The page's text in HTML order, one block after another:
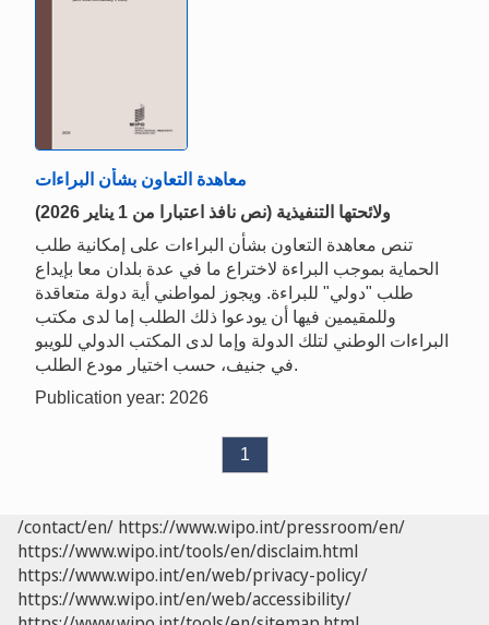
معاهدة التعاون بشأن البراءات
(نص نافذ اعتبارا من 1 يناير 2026) ولائحتها التنفيذية
تنص معاهدة التعاون بشأن البراءات على إمكانية طلب
الحماية بموجب البراءة لاختراع ما في عدة بلدان معا بإيداع
طلب "دولي" للبراءة. ويجوز لمواطني أية دولة متعاقدة
وللمقيمين فيها أن يودعوا ذلك الطلب إما لدى مكتب
البراءات الوطني لتلك الدولة وإما لدى المكتب الدولي للويبو
في جنيف، حسب اختيار مودع الطلب.
Publication year: 2026
1
/contact/en/ https://www.wipo.int/pressroom/en/
https://www.wipo.int/tools/en/disclaim.html
https://www.wipo.int/en/web/privacy-policy/
https://www.wipo.int/en/web/accessibility/